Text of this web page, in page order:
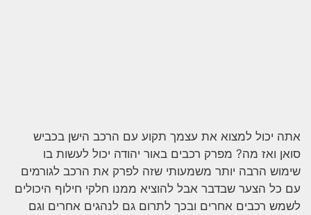
אתה יכול למצוא את עצמך תקוע עם הרכב הישן בכביש
סואן ואז מה? מפרק רכבים באור יהודה יכול לעשות בו
שימוש הרבה יותר משמעותי שזה לפרק את הרכב לגורמים
עם כל הצער שבדבר אבל להוציא ממנו חלקי חילוף היכולים
לשמש רכבים אחרים ובכך לתרום גם לנהגים אחרים וגם